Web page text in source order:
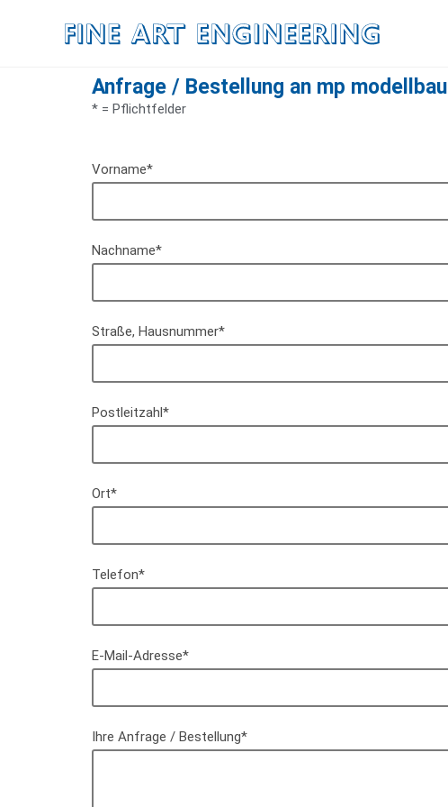
Anfrage / Bestellung an mp modellbau
* = Pflichtfelder
Vorname*
Nachname*
Straße, Hausnummer*
Postleitzahl*
Ort*
Telefon*
E-Mail-Adresse*
Ihre Anfrage / Bestellung*